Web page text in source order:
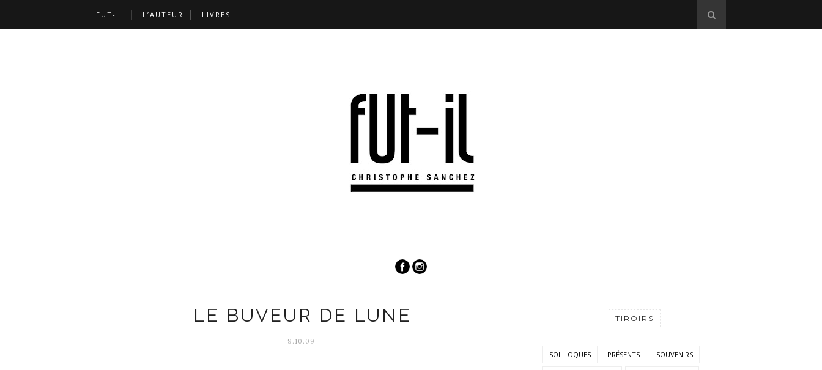
FUT-IL L’AUTEUR LIVRES
LE BUVEUR DE LUNE
9.10.09
TIROIRS
SOLILOQUES PRÉSENTS SOUVENIRS